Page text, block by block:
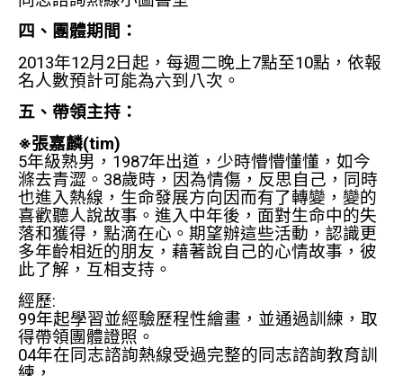
四、團體期間：
2013年12月2日起，每週二晚上7點至10點，依報
名人數預計可能為六到八次。
五、帶領主持：
※張嘉麟(tim)
5年級熟男，1987年出道，少時懵懵懂懂，如今
滌去青澀。38歲時，因為情傷，反思自己，同時
也進入熱線，生命發展方向因而有了轉變，變的
喜歡聽人說故事。進入中年後，面對生命中的失
落和獲得，點滴在心。期望辦這些活動，認識更
多年齡相近的朋友，藉著說自己的心情故事，彼
此了解，互相支持。
經歷:
99年起學習並經驗歷程性繪畫，並通過訓練，取
得帶領團體證照。
04年在同志諮詢熱線受過完整的同志諮詢教育訓